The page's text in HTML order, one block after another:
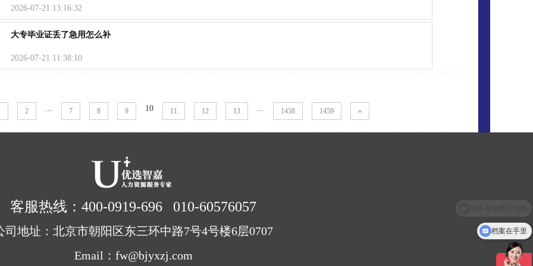
2026-07-21 13:16:32
大专毕业证丢了急用怎么补
2026-07-21 11:38:10
2 ... 7 8 9 10 11 12 13 ... 1458 1459 »
客服热线：400-0919-696 010-60576057
司地址：北京市朝阳区东三环中路7号4号楼6层0707
Email：fw@bjyxzj.com
档案在手里